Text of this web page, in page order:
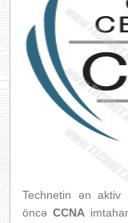
Technetin ən aktiv
öncə CCNA